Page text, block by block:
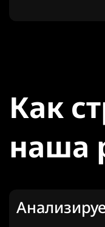
Как
наша